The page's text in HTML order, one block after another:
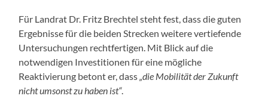
Für Landrat Dr. Fritz Brechtel steht fest, dass die guten
Ergebnisse für die beiden Strecken weitere vertiefende
Untersuchungen rechtfertigen. Mit Blick auf die
notwendigen Investitionen für eine mögliche
Reaktivierung betont er, dass „die Mobilität der Zukunft
nicht umsonst zu haben ist“.